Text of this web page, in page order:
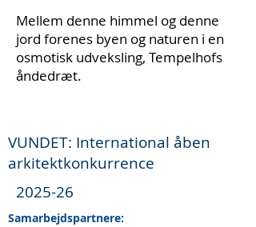
Mellem denne himmel og denne
jord forenes byen og naturen i en
osmotisk udveksling, Tempelhofs
åndedræt.
VUNDET: International åben
arkitektkonkurrence
2025-26
Samarbejdspartnere: